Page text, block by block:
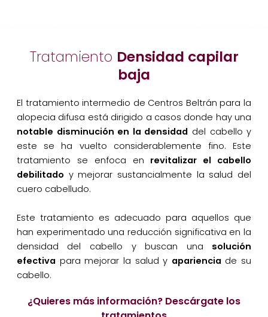
Tratamiento Densidad capilar
baja
El tratamiento intermedio de Centros Beltrán para la
alopecia difusa está dirigido a casos donde hay una
notable disminución en la densidad del cabello y
este se ha vuelto considerablemente fino. Este
tratamiento se enfoca en revitalizar el cabello
debilitado y mejorar sustancialmente la salud del
cuero cabelludo.
Este tratamiento es adecuado para aquellos que
han experimentado una reducción significativa en la
densidad del cabello y buscan una solución
efectiva para mejorar la salud y apariencia de su
cabello.
¿Quieres más información? Descárgate los